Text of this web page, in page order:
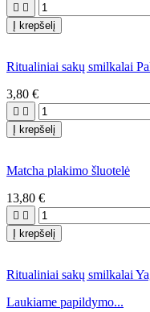
 
Į krepšelį
Ritualiniai sakų smilkalai
3,80 €
 
Į krepšelį
Matcha plakimo šluotelė
13,80 €
 
Į krepšelį
Ritualiniai sakų smilkalai
Laukiame papildymo...